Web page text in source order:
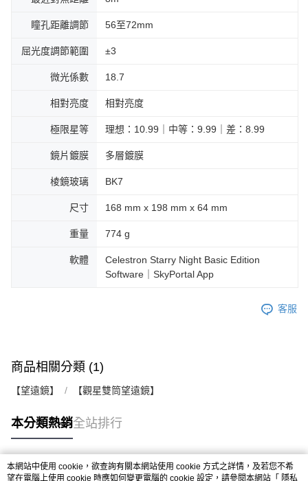
瞳孔距離調節 56至72mm
屈光度調節範圍 ±3
微光係數 18.7
相對亮度 相對亮度
極限星等 理想：10.99｜中等：9.99｜差：8.99
鏡片鍍膜 多層鍍膜
棱鏡玻璃 BK7
尺寸 168 mm x 198 mm x 64 mm
重量 774 g
軟體
Celestron Starry Night Basic Edition
Software｜SkyPortal App
客服
商品相關分類 (1)
【望遠鏡】 【觀星雙筒望遠鏡】
本分類熱銷全站排行
熱門標籤
本網站中使用 cookie，欲查詢有關本網站使用 cookie 方式之詳情，及若您不希
望在電腦上使用 cookie 時應如何變更電腦的 cookie 設定，請參閱本網站「 隱私